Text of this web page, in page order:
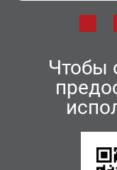
Чтобы